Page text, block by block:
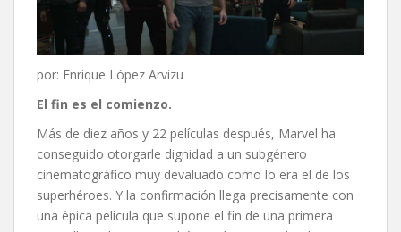
por: Enrique López Arvizu
El fin es el comienzo.
Más de diez años y 22 películas después, Marvel ha
conseguido otorgarle dignidad a un subgénero
cinematográfico muy devaluado como lo era el de los
superhéroes. Y la confirmación llega precisamente con
una épica película que supone el fin de una primera